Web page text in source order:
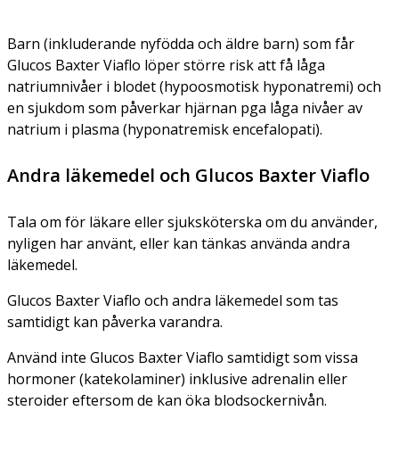
Barn (inkluderande nyfödda och äldre barn) som får
Glucos Baxter Viaflo löper större risk att få låga
natriumnivåer i blodet (hypoosmotisk hyponatremi) och
en sjukdom som påverkar hjärnan pga låga nivåer av
natrium i plasma (hyponatremisk encefalopati).
Andra läkemedel och Glucos Baxter Viaflo
Tala om för läkare eller sjuksköterska om du använder,
nyligen har använt, eller kan tänkas använda andra
läkemedel.
Glucos Baxter Viaflo och andra läkemedel som tas
samtidigt kan påverka varandra.
Använd inte Glucos Baxter Viaflo samtidigt som vissa
hormoner (katekolaminer) inklusive adrenalin eller
steroider eftersom de kan öka blodsockernivån.